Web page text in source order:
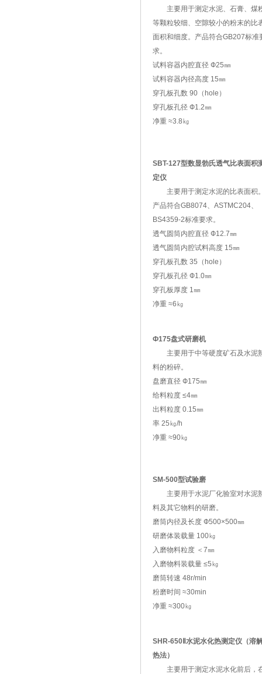
主要用于测定水泥、石膏、煤
等颗粒较细、空隙较小的粉末的比
面积和细度。产品符合GB207标准
求。
试料容器内腔直径 Ф25㎜
试料容器内径高度 15㎜
穿孔板孔数 90（hole）
穿孔板孔径 Ф1.2㎜
净重 ≈3.8㎏
SBT-127型数显勃氏透气比表面积
定仪
主要用于测定水泥的比表面积
产品符合GB8074、ASTMC204、
BS4359-2标准要求。
透气圆筒内腔直径 Ф12.7㎜
透气圆筒内腔试料高度 15㎜
穿孔板孔数 35（hole）
穿孔板孔径 Ф1.0㎜
穿孔板厚度 1㎜
净重 ≈6㎏
Ф175盘式研磨机
主要用于中等硬度矿石及水泥
料的粉碎。
盘磨直径 Ф175㎜
给料粒度 ≤4㎜
出料粒度 0.15㎜
率 25㎏/h
净重 ≈90㎏
SM-500型试验磨
主要用于水泥厂化验室对水泥
料及其它物料的研磨。
磨筒内径及长度 Ф500×500㎜
研磨体装载量 100㎏
入磨物料粒度 ＜7㎜
入磨物料装载量 ≤5㎏
磨筒转速 48r/min
粉磨时间 ≈30min
净重 ≈300㎏
SHR-650Ⅱ水泥水化热测定仪（溶
热法）
主要用于测定水泥水化前后，